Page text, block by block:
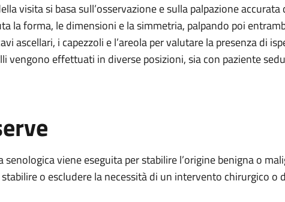
visita si basa sull’osservazione e sulla palpazione
la forma, le dimensioni e la simmetria, palpando poi
ascellari, i capezzoli e l’areola per valutare la presenza di
vengono effettuati in diverse posizioni, sia con paziente
senologica viene eseguita per stabilire l’origine benigna o
o escludere la necessità di un intervento chirurgico